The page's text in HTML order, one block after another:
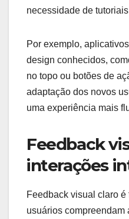
necessidade de
Por exemplo,
design conhecidos,
no topo ou botões de
adaptação dos novos
uma experiência mais
Feedback
interações
Feedback visual claro
usuários compreendam